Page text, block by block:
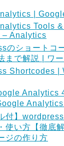
|
Tools
– Analytics
のショートコ
まで解説 | ワ
Shortcodes |
Analytics
Analytics
付】
使い方【徹底
ジの作り方